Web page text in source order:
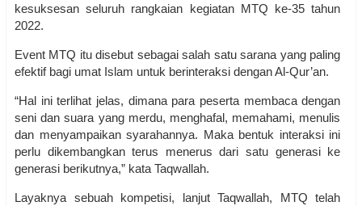
kesuksesan seluruh rangkaian kegiatan MTQ ke-35 tahun
2022.
Event MTQ itu disebut sebagai salah satu sarana yang paling
efektif bagi umat Islam untuk berinteraksi dengan Al-Qur’an.
“Hal ini terlihat jelas, dimana para peserta membaca dengan
seni dan suara yang merdu, menghafal, memahami, menulis
dan menyampaikan syarahannya. Maka bentuk interaksi ini
perlu dikembangkan terus menerus dari satu generasi ke
generasi berikutnya,” kata Taqwallah.
Layaknya sebuah kompetisi, lanjut Taqwallah, MTQ telah